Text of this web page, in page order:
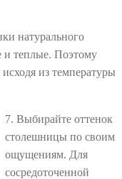
натурального
и теплые. Поэтому
из температуры
7. Выбирайте оттенок
столешницы по своим
ощущениям. Для
сосредоточенной